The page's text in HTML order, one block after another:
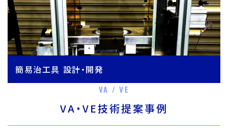
簡易治工具 設計・開発
VA / VE
VA・VE技術提案事例